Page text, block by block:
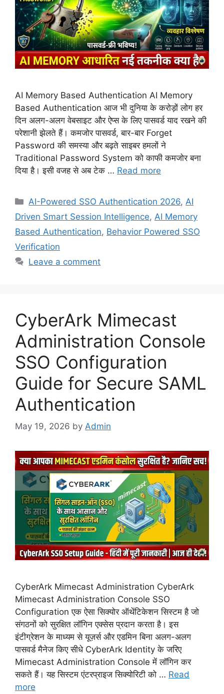
AI Memory Based Authentication AI Memory
Based Authentication आज भी दुनिया के करोड़ों लोग हर
दिन अलग-अलग वेबसाइट और ऐप्स के लिए पासवर्ड याद रखने की
परेशानी झेलते हैं। कमजोर पासवर्ड, बार-बार Forget
Password की समस्या और बढ़ते साइबर हमलों ने
Traditional Password System को काफी कमजोर बना
दिया है। इसी वजह से अब टेक … Read more
Categories
AI-Powered SSO Authentication 2026, AI
Driven Smart Session Intelligence, AI Memory
Based Authentication, Behavior Powered SSO
Verification
Leave a comment
CyberArk Mimecast
Administration Console
SSO Configuration
Guide for Secure SAML
Authentication
May 19, 2026 by Admin
CyberArk Mimecast Administration CyberArk
Mimecast Administration Console SSO
Configuration एक ऐसा सिक्योर ऑथेंटिकेशन सिस्टम है जो
संगठनों को सुरक्षित लॉगिन एक्सेस प्रदान करता है। इस
इंटीग्रेशन के माध्यम से यूज़र्स और एडमिन बिना अलग-अलग
पासवर्ड मैनेज किए सीधे CyberArk Identity के जरिए
Mimecast Administration Console में लॉगिन कर
सकते हैं। यह सिस्टम एंटरप्राइज सिक्योरिटी को … Read
more